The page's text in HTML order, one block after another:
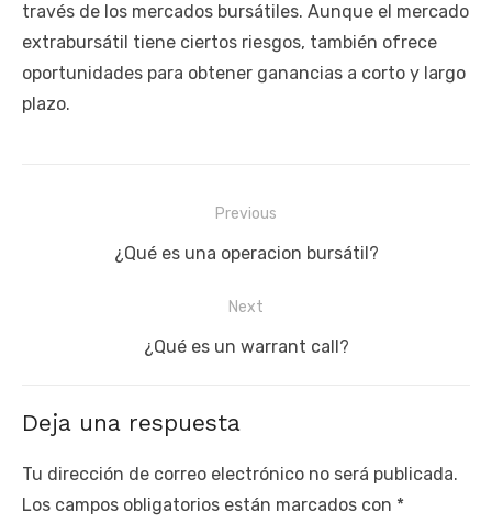
través de los mercados bursátiles. Aunque el mercado
extrabursátil tiene ciertos riesgos, también ofrece
oportunidades para obtener ganancias a corto y largo
plazo.
Previous
Previous
¿Qué es una operacion bursátil?
Next
Next
¿Qué es un warrant call?
Deja una respuesta
Tu dirección de correo electrónico no será publicada.
Los campos obligatorios están marcados con *